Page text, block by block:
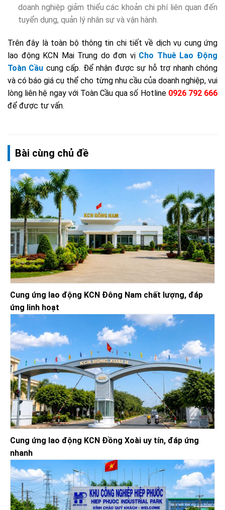
doanh nghiệp giảm thiểu các khoản chi phí liên quan đến
tuyển dụng, quản lý nhân sự và vận hành.
Trên đây là toàn bộ thông tin chi tiết về dịch vụ cung ứng
lao động KCN Mai Trung do đơn vị Cho Thuê Lao Động
Toàn Cầu cung cấp. Để nhận được sự hỗ trợ nhanh chóng
và có báo giá cụ thể cho từng nhu cầu của doanh nghiệp, vui
lòng liên hệ ngay với Toàn Cầu qua số Hotline 0926 792 666
để được tư vấn.
Bài cùng chủ đề
Cung ứng lao động KCN Đông Nam chất lượng, đáp
ứng linh hoạt
Cung ứng lao động KCN Đồng Xoài uy tín, đáp ứng
nhanh